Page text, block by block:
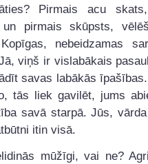
Pirmais acu
pirmais skūpsts,
nebeidzamas
viņš ir vislabākais
savas labākās
tās liek gavilēt, jums
savā starpā. Jūs,
itin visā.
mūžīgi, vai ne?